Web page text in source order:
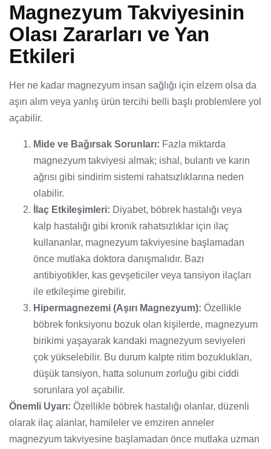
Magnezyum Takviyesinin
Olası Zararları ve Yan
Etkileri
Her ne kadar magnezyum insan sağlığı için elzem olsa da
aşırı alım veya yanlış ürün tercihi belli başlı problemlere yol
açabilir.
Mide ve Bağırsak Sorunları: Fazla miktarda
magnezyum takviyesi almak; ishal, bulantı ve karın
ağrısı gibi sindirim sistemi rahatsızlıklarına neden
olabilir.
İlaç Etkileşimleri: Diyabet, böbrek hastalığı veya
kalp hastalığı gibi kronik rahatsızlıklar için ilaç
kullananlar, magnezyum takviyesine başlamadan
önce mutlaka doktora danışmalıdır. Bazı
antibiyotikler, kas gevşeticiler veya tansiyon ilaçları
ile etkileşime girebilir.
Hipermagnezemi (Aşırı Magnezyum): Özellikle
böbrek fonksiyonu bozuk olan kişilerde, magnezyum
birikimi yaşayarak kandaki magnezyum seviyeleri
çok yükselebilir. Bu durum kalpte ritim bozuklukları,
düşük tansiyon, hatta solunum zorluğu gibi ciddi
sorunlara yol açabilir.
Önemli Uyarı: Özellikle böbrek hastalığı olanlar, düzenli
olarak ilaç alanlar, hamileler ve emziren anneler
magnezyum takviyesine başlamadan önce mutlaka uzman